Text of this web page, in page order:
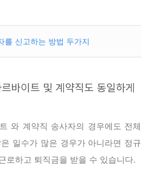
를 신고하는 방법 두가지
바이트 및 계약직도 동일하게
와 계약직 송사자의 경우에도 전체
일수가 많은 경우가 아니라면 정규
로하고 퇴직금을 받을 수 있습니다.